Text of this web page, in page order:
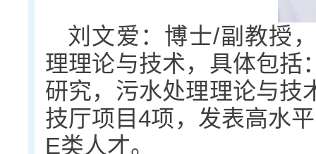
刘文爱：博士/副教授
理理论与技术，具体包括
研究，污水处理理论与技
技厅项目4项，发表高水
E类人才。